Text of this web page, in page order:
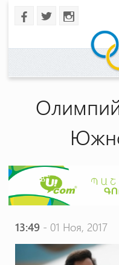
b a x
13:49- 01 Ноя, 2017